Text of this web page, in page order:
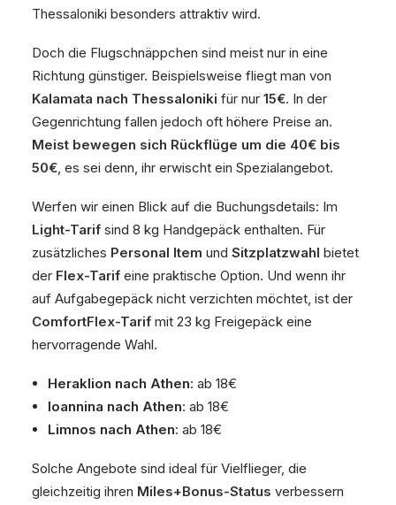
Thessaloniki besonders attraktiv wird.
Doch die Flugschnäppchen sind meist nur in eine
Richtung günstiger. Beispielsweise fliegt man von
Kalamata nach Thessaloniki für nur 15€. In der
Gegenrichtung fallen jedoch oft höhere Preise an.
Meist bewegen sich Rückflüge um die 40€ bis
50€, es sei denn, ihr erwischt ein Spezialangebot.
Werfen wir einen Blick auf die Buchungsdetails: Im
Light-Tarif sind 8 kg Handgepäck enthalten. Für
zusätzliches Personal Item und Sitzplatzwahl bietet
der Flex-Tarif eine praktische Option. Und wenn ihr
auf Aufgabegepäck nicht verzichten möchtet, ist der
ComfortFlex-Tarif mit 23 kg Freigepäck eine
hervorragende Wahl.
Heraklion nach Athen: ab 18€
Ioannina nach Athen: ab 18€
Limnos nach Athen: ab 18€
Solche Angebote sind ideal für Vielflieger, die
gleichzeitig ihren Miles+Bonus-Status verbessern